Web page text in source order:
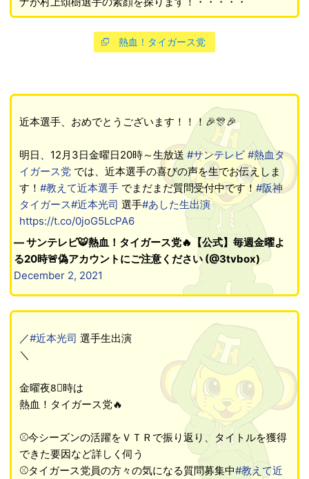
熱血！タイガース党
近本選手、おめでとうございます！！！🎉🎊🎉
明日、12月3日金曜日20時～生放送 #サンテレビ #熱血タ
イガース党では、近本選手の喜びの声を生でお伝えしま
す！ #教えて近本選手でまだまだ質問受付中です！#阪神
タイガース#近本光司 選手#あした生出演
https://t.co/0joG5LcPA6
— サンテレビ🐯熱血！タイガース党🔥【公式】毎週金曜よ
る20時🚨偽アカウントにご注意ください (@3tvbox)
December 2, 2021
／#近本光司 選手生出演
＼
金曜夜8⃣時は
熱血！タイガース党🔥
⚾️今シーズンの活躍をＶＴＲで振り返り、タイトルを獲得
できた要因など詳しく伺う
⚾️タイガース党員の方々の気になる質問募集中#教えて近